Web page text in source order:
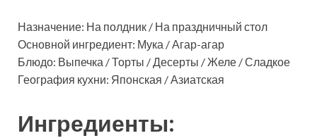
Назначение: На полдник / На праздничный стол
Основной ингредиент: Мука / Агар-агар
Блюдо: Выпечка / Торты / Десерты / Желе / Сладкое
География кухни: Японская / Азиатская
Ингредиенты: